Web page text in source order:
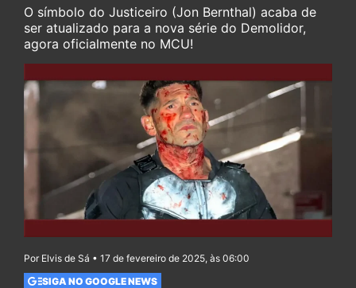
O símbolo do Justiceiro (Jon Bernthal) acaba de
ser atualizado para a nova série do Demolidor,
agora oficialmente no MCU!
Por Elvis de Sá • 17 de fevereiro de 2025, às 06:00
SIGA NO GOOGLE NEWS